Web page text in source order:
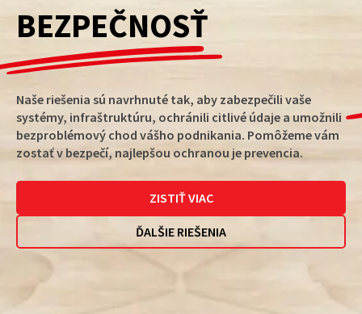
SIEŤOVÁ
AUTOMATIZÁCIA
Tam, kde sa doteraz sieťová infraštruktúra nastavovala
manuálne, dnes môžeme na konfiguráciu sieťových
zariadení využívať automatizačné nástroje. Sieťová
automatizácia nie je len možná, ale dnes už skôr
nevyhnutná. Dôležité je rozbehnúť ju čím skôr.